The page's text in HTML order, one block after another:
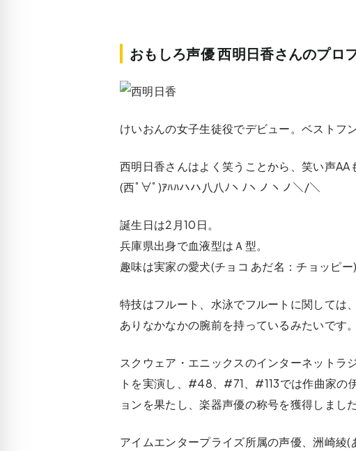
おもしろ声優 西明日香さんのプロ
けいおんの女子生徒役でデビュー。ベストフ
西明日香さんはよく笑うことから、笑い声AA
(西ﾟ∀ﾟ)ｱﾊﾊハハ八八ﾉヽﾉヽノヽノ＼/＼
誕生日は2月10日。
兵庫県出身で血液型はＡ型。
趣味は実家の愛犬(チョコ あだ名：チョッピー
特技はフルート、水泳でフルートに関しては
ありなかなかの腕前を持っているみたいです。
スクウェア・エニックスのインターネット
トを実演し、#48、#71、#113では作曲家の
ョンを果たし、楽器声優の称号を獲得しました
アイムエンタープライズ所属の声優、洲崎綾